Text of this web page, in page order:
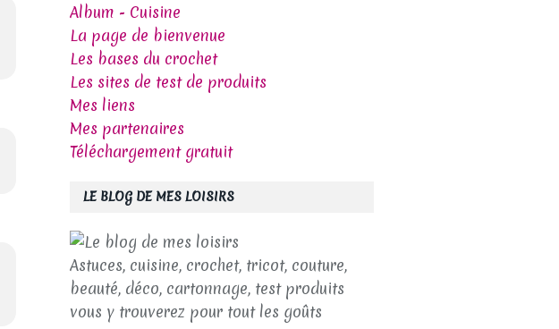
LE BLOG DE MES LOISIRS
Astuces, cuisine, crochet, tricot, couture,
beauté, déco, cartonnage, test produits
vous y trouverez pour tout les goûts
Album - Cuisine
La page de bienvenue
Les bases du crochet
Les sites de test de produits
Mes liens
Mes partenaires
Téléchargement gratuit